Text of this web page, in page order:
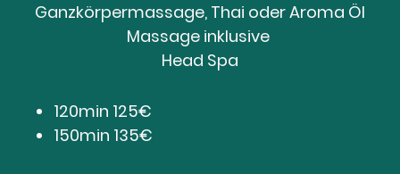
120min 125€
150min 135€
Ganzkörpermassage, Thai oder Aroma Öl
Massage inklusive
Head Spa